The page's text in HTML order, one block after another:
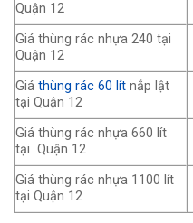
Quận 12
Giá thùng rác nhựa 240 tại
Quận 12
Giá thùng rác 60 lít nắp lật
tại Quận 12
Giá thùng rác nhựa 660 lít
tại Quận 12
Giá thùng rác nhựa 1100 lít
tại Quận 12